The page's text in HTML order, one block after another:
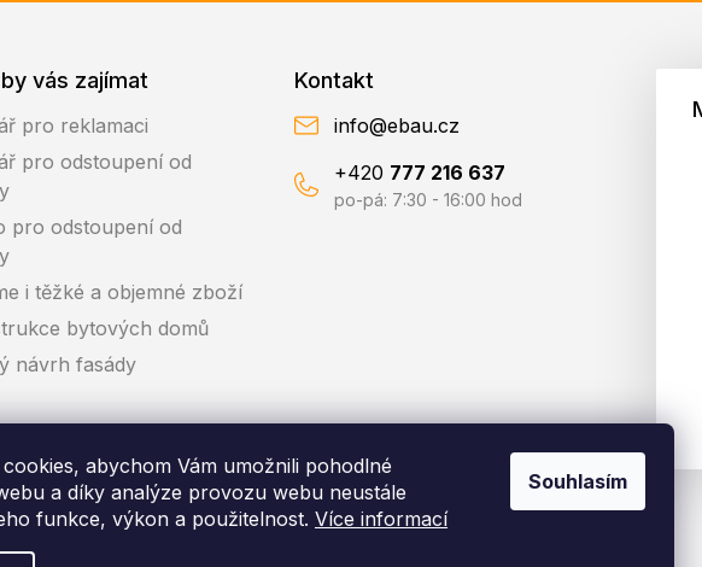
abychom Vám umožnili pohodlné
a díky analýze provozu webu neustále
funkce, výkon a použitelnost. Více informací
Souhlasím
vás zajímat
pro reklamaci
pro odstoupení od
pro odstoupení od
i těžké a objemné zboží
bytových domů
návrh fasády
Kontakt
info@ebau.cz
+420 777 216 637
po-pá: 7:30 - 16:00 hod